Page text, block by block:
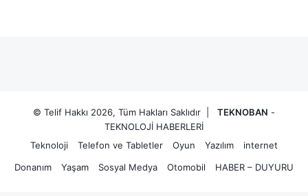
© Telif Hakkı 2026, Tüm Hakları Saklıdır | TEKNOBAN -
TEKNOLOJİ HABERLERİ
Teknoloji
Telefon ve Tabletler Oyun Yazılım
internet
Donanım
Yaşam Sosyal Medya Otomobil HABER – DUYURU